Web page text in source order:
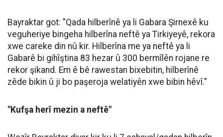
Bayraktar got: "Qada hilberînê ya li Gabara Şirnexê ku
veguheriye bingeha hilberîna neftê ya Tirkiyeyê, rekora
xwe careke din nû kir. Hilberîna me ya neftê ya li
Gabarê bi gihîştina 83 hezar û 300 bermîlên rojane re
rekor şikand. Em ê bê rawestan bixebitin, hilberînê
zêde bikin û ji bo paşeroja welatiyên xwe bibin hêvî."
"Kufşa herî mezin a neftê"